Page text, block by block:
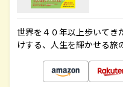
世界を４０年以上歩いてき
けする、人生を輝かせる旅